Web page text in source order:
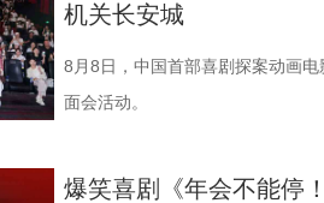
首站，现场气氛热烈，主创围绕
展开交流，引发强烈共鸣。 微信
影片口碑持续发酵，被称为“近年
宁浩监制，文牧野、郎群力、钟
机关长安城
8月8日，中国首部喜剧探案动画
面会活动。
爆笑喜剧《年会不能停